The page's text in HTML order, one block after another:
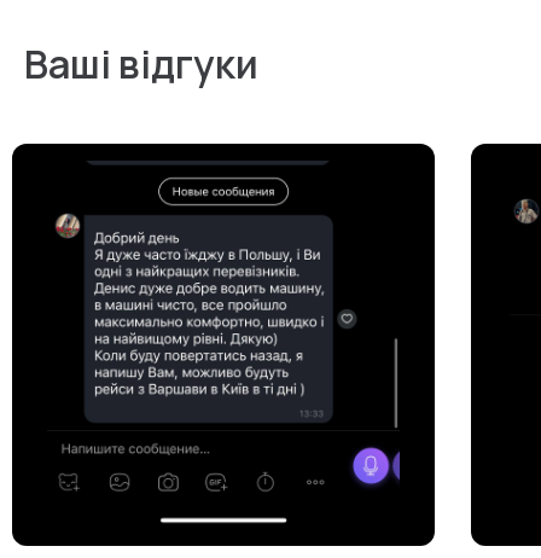
Ваші відгуки